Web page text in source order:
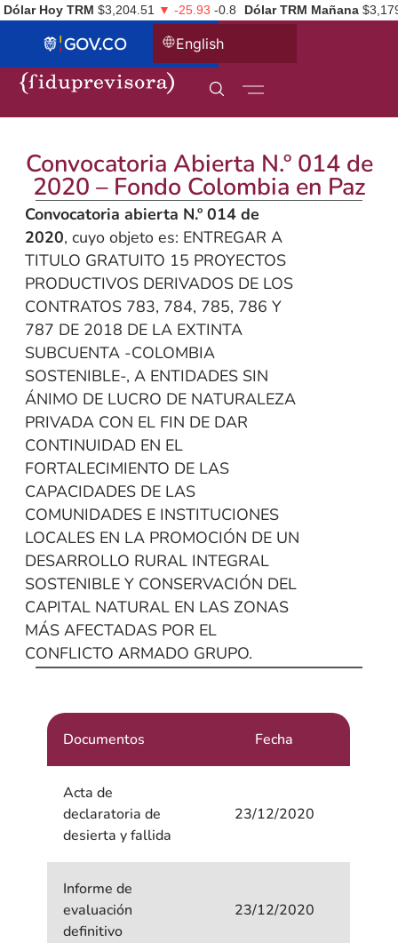
Dólar Hoy TRM $3,204.51 ▼ -25.93 -0.8 Dólar TRM Mañana
English
Convocatoria Abierta N.º 014 de
2020 – Fondo Colombia en Paz
Convocatoria abierta N.º 014 de
2020, cuyo objeto es: ENTREGAR A
TITULO GRATUITO 15 PROYECTOS
PRODUCTIVOS DERIVADOS DE LOS
CONTRATOS 783, 784, 785, 786 Y
787 DE 2018 DE LA EXTINTA
SUBCUENTA -COLOMBIA
SOSTENIBLE-, A ENTIDADES SIN
ÁNIMO DE LUCRO DE NATURALEZA
PRIVADA CON EL FIN DE DAR
CONTINUIDAD EN EL
FORTALECIMIENTO DE LAS
CAPACIDADES DE LAS
COMUNIDADES E INSTITUCIONES
LOCALES EN LA PROMOCIÓN DE UN
DESARROLLO RURAL INTEGRAL
SOSTENIBLE Y CONSERVACIÓN DEL
CAPITAL NATURAL EN LAS ZONAS
MÁS AFECTADAS POR EL
CONFLICTO ARMADO GRUPO.
Documentos Fecha
Acta de
declaratoria de
desierta y fallida
23/12/2020
Informe de
evaluación
definitivo
23/12/2020